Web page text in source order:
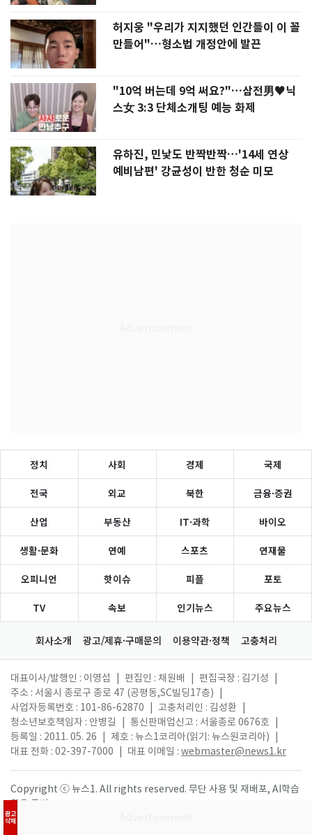
허지웅 "우리가 지지했던 인간들이 이 꼴
만들어"…형소법 개정안에 발끈
"10억 버는데 9억 써요?"…삼전男♥닉
스女 3:3 단체소개팅 예능 화제
유하진, 민낯도 반짝반짝…'14세 연상
예비남편' 강균성이 반한 청순 미모
광고
삭제
정치 사회 경제 국제
전국 외교 북한 금융·증권
산업 부동산 IT·과학 바이오
생활·문화 연예 스포츠 연재물
오피니언 핫이슈 피플 포토
TV 속보 인기뉴스 주요뉴스
회사소개 광고/제휴·구매문의 이용약관·정책 고충처리
대표이사/발행인 : 이영섭 편집인 : 채원배 편집국장 : 김기성
주소 : 서울시 종로구 종로 47 (공평동,SC빌딩17층)
사업자등록번호 : 101-86-62870
고충처리인 : 김성환
청소년보호책임자 : 안병길
통신판매업신고 : 서울종로 0676호
등록일 : 2011. 05. 26
제호 : 뉴스1코리아(읽기: 뉴스원코리아)
대표 전화 : 02-397-7000
대표 이메일 : webmaster@news1.kr
Copyright ⓒ 뉴스1. All rights reserved. 무단 사용 및 재배포, AI학습
활용 금지.